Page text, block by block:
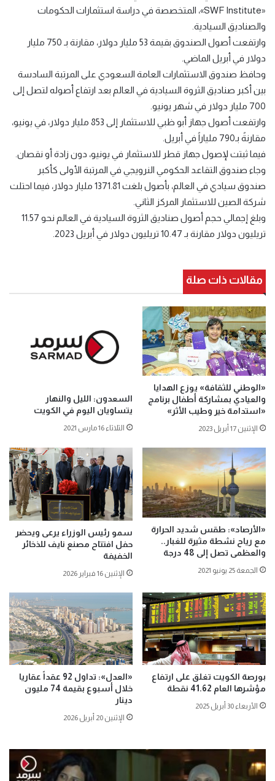
«SWF Institute»، المتخصصة في دراسة استثمارات الحكومات
والصناديق السيادية.
وارتفعت أصول الصندوق بقيمة 53 مليار دولار، مقارنة بـ 750 مليار
دولار في أبريل الماضي.
وحافظ صندوق الاستثمارات العامة السعودي على المرتبة السادسة
بين أكبر صناديق الثروة السيادية في العالم بعد ارتفاع أصوله لتصل إلى
700 مليار دولار في شهر يونيو.
وارتفعت أصول جهاز أبو ظبي للاستثمار إلى 853 مليار دولار، في يونيو،
مقارنةً بـ790 ملياراً في أبريل.
فيما ثبتت لإصول جهاز قطر للاستثمار في يونيو، دون زادة أو نقصان.
وجاء صندوق التقاعد الحكومي النرويجي في المرتبة الأولى كأكبر
صندوق سيادي في العالم، بأصول بلغت 1371.81 مليار دولار، فيما احتلت
شركة الصين للاستثمار المركز الثاني.
وبلغ إجمالي حجم أصول صناديق الثروة السيادية في العالم نحو 11.57
تريليون دولار مقارنة بـ 10.47 تريليون دولار في أبريل 2023.
مقالات ذات صلة
«الوطني للثقافة» يوزع الهدايا
والعيادي بمشاركة أطفال برنامج
«استدامة خير وطيب الأثر»
الإثنين 17 أبريل 2023
السعدون: الليل والنهار
يتساويان اليوم في الكويت
الثلاثاء 16 مارس 2021
«الأرصاد»: طقس شديد الحرارة
مع رياح نشطة مثيرة للغبار..
والعظمى تصل إلى 48 درجة
الجمعة 25 يونيو 2021
سمو رئيس الوزراء يرعى ويحضر
حفل افتتاح مصنع نايف للذخائر
الخفيفة
الإثنين 16 فبراير 2026
بورصة الكويت تغلق على ارتفاع
مؤشرها العام 41.62 نقطة
الأربعاء 30 أبريل 2025
«العدل»: تداول 92 عقداً عقاريا
خلال أسبوع بقيمة 74 مليون
دينار
الإثنين 20 أبريل 2026